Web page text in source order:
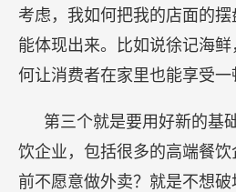
考虑，我如何把我的店面的
能体现出来。比如说徐记海
何让消费者在家里也能享受一
第三个就是要用好新的基
饮企业，包括很多的高端餐
前不愿意做外卖？就是不想